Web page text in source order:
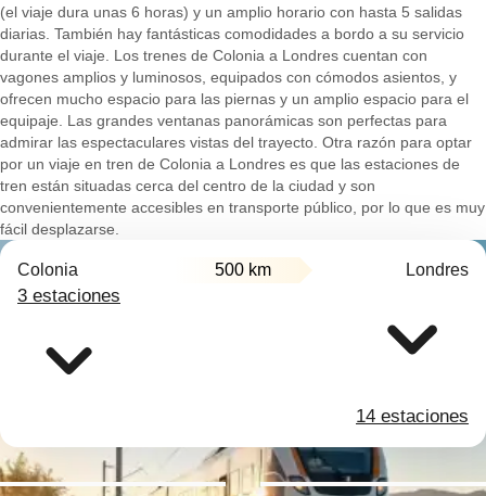
(el viaje dura unas 6 horas) y un amplio horario con hasta 5 salidas
diarias. También hay fantásticas comodidades a bordo a su servicio
durante el viaje. Los trenes de Colonia a Londres cuentan con
vagones amplios y luminosos, equipados con cómodos asientos, y
ofrecen mucho espacio para las piernas y un amplio espacio para el
equipaje. Las grandes ventanas panorámicas son perfectas para
admirar las espectaculares vistas del trayecto. Otra razón para optar
por un viaje en tren de Colonia a Londres es que las estaciones de
tren están situadas cerca del centro de la ciudad y son
convenientemente accesibles en transporte público, por lo que es muy
fácil desplazarse.
Colonia 500 km Londres
3 estaciones
14 estaciones